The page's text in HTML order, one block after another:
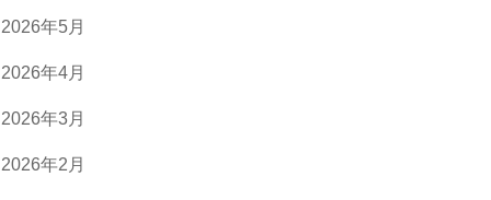
2026年5月
2026年4月
2026年3月
2026年2月